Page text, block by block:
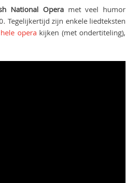
National Operamet veel humor
Tegelijkertijd zijn enkele liedteksten
operakijken (met ondertiteling),